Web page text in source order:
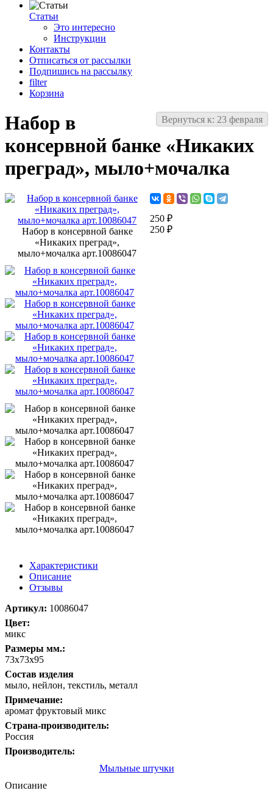
Статьи
Это интересно
Инструкции
Контакты
Отписаться от рассылки
Подпишись на рассылку
filter
Корзина
Вернуться к: 23 февраля
Набор в
консервной банке «Никаких
преград», мыло+мочалка
Набор в консервной банке
«Никаких преград»,
мыло+мочалка арт.10086047
250 ₽
250 ₽
Характеристики
Описание
Отзывы
Артикул: 10086047
Цвет:
микс
Размеры мм.:
73х73х95
Состав изделия
мыло, нейлон, текстиль, металл
Примечание:
аромат фруктовый микс
Страна-производитель:
Россия
Производитель:
Мыльные штучки
Описание